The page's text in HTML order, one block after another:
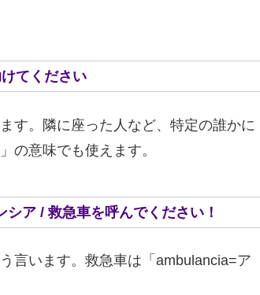
てください
す。隣に座った人など、特定の誰かに
の意味でも使えます。
ア / 救急車を呼んでください！
言います。救急車は「ambulancia=ア